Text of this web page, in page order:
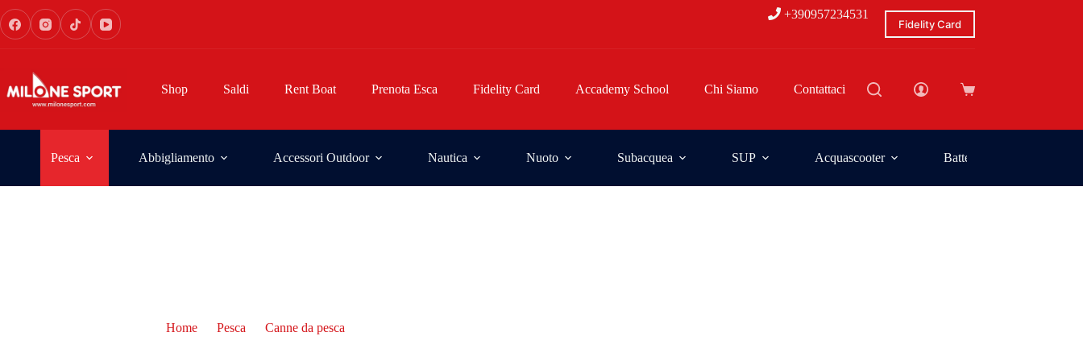
+390957234531
Fidelity Card
Shop Saldi Rent Boat Prenota Esca Fidelity Card Accademy School Chi Siamo Contattaci
Pesca Abbigliamento Accessori Outdoor Nautica Nuoto Subacquea SUP Acquascooter Batterie
Home Pesca Canne da pesca